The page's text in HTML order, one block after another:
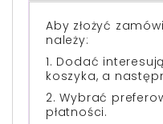
Aby złożyć
należy:
1. Dodać
koszyka, a
2. Wybrać
płatności.